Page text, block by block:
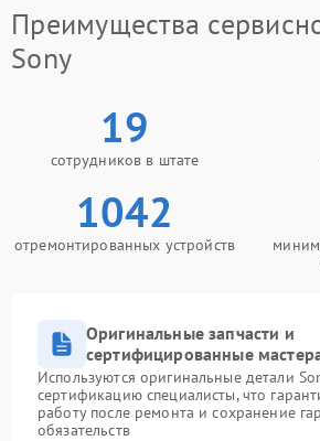
Преимущества
Sony
19
сотрудников в штате
1042
отремонтированных устройств
Оригинальные запчасти и
сертифицированные
Используются оригинальные детали
сертификацию специалисты, что
работу после ремонта и сохранение
обязательств